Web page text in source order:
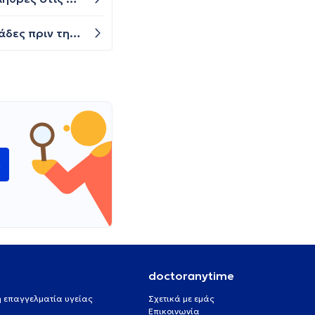
Γειά σας. Η περίοδος μου είναι στις 13/11 και εγώ είδα λίγο και ανοιχτόχρωμο αίμα στις 30/10.δηλαδη 2 εβδομάδες πριν την περιοδο. Και τώρα είναι η τέταρτη μέρα που έχω αίμα αλλά είναι σταθερό. Δεν αυξάνεται το αίμα όπως της περιόδου. Είναι κάτι το ανησυχητικό? Υπάρχει περίπτωση εγκυμοσύνης?
επαγγελματία υγείας
doctoranytime
Σχετικά με εμάς
Επικοινωνία